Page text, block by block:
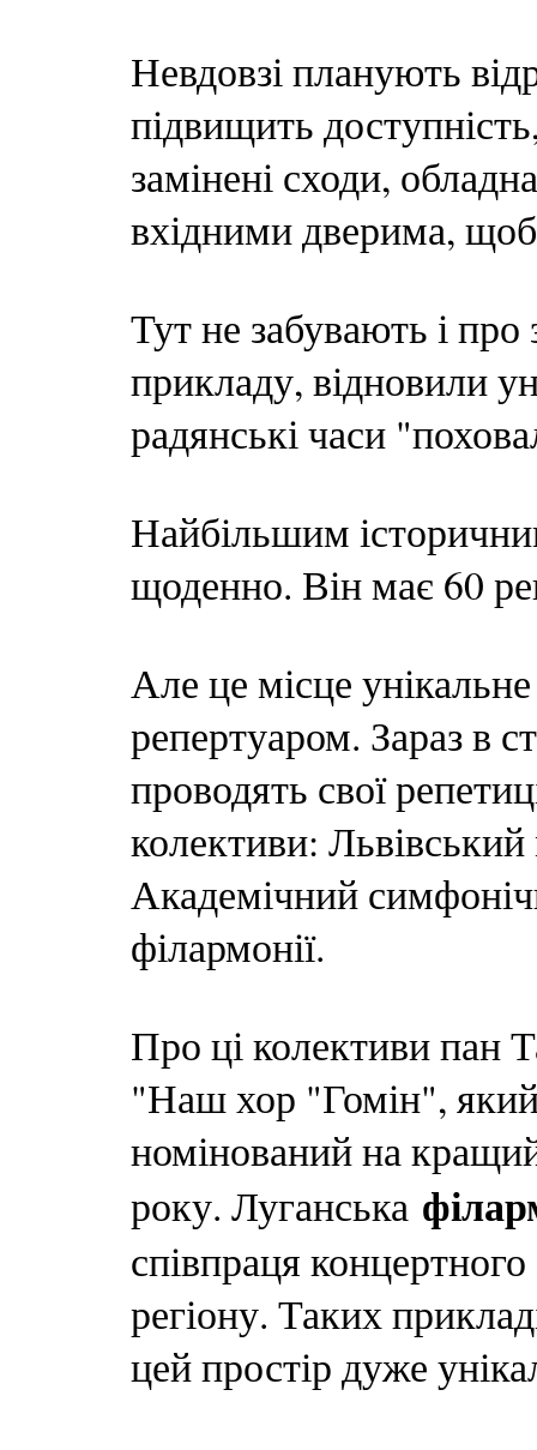
Невдовзі планують
підвищить
замінені сходи,
вхідними дверима,
Тут не забувають і
прикладу, відновили
радянські часи
Найбільшим
щоденно. Він має 60
Але це місце
репертуаром. Зараз в
проводять свої
колективи:
Академічний
філармонії.
Про ці колективи пан
"Наш хор "Гомін",
номінований на
року. Луганська
співпраця
регіону. Таких
цей простір дуже